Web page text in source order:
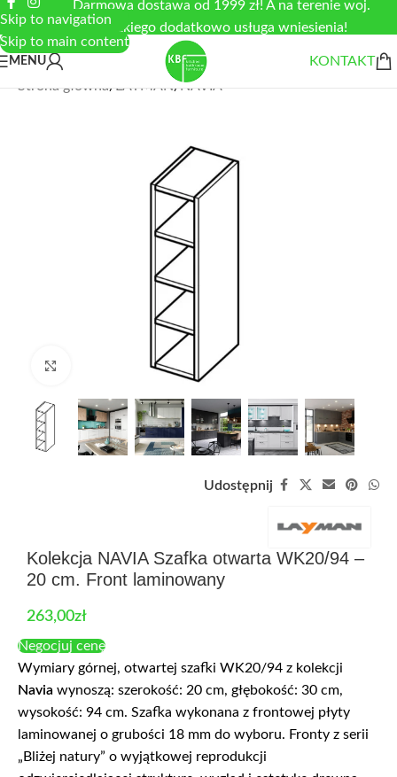
Skip to navigation
Skip to main content
Darmowa dostawa od 1999 zł! A na terenie woj.
łódzkiego dodatkowo usługa wniesienia!
MENU
KONTAKT
Strona główna/ LAYMAN/NAVIA
Zobacz duże zdjęcie
Udostępnij
Kolekcja NAVIA Szafka otwarta WK20/94 –
20 cm. Front laminowany
263,00zł
Negocjuj cenę
Wymiary górnej, otwartej szafki WK20/94 z kolekcji
Navia wynoszą: szerokość: 20 cm, głębokość: 30 cm,
wysokość: 94 cm. Szafka wykonana z frontowej płyty
laminowanej o grubości 18 mm do wyboru. Fronty z serii
„Bliżej natury” o wyjątkowej reprodukcji